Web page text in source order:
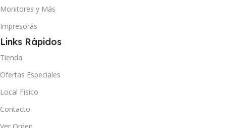
Monitores y Más
Impresoras
Links Rápidos
Tienda
Ofertas Especiales
Local Fisico
Contacto